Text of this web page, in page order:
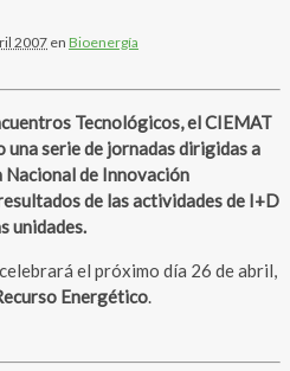
2007 en Bioenergía
Tecnológicos, el CIEMAT
una serie de jornadas dirigidas a
de Innovación
de las actividades de I+D
unidades.
el próximo día 26 de abril,
Energético